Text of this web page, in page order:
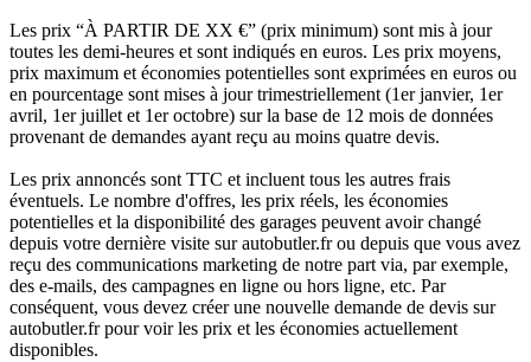
Les prix “À PARTIR DE XX €” (prix minimum) sont mis à jour
toutes les demi-heures et sont indiqués en euros. Les prix moyens,
prix maximum et économies potentielles sont exprimées en euros ou
en pourcentage sont mises à jour trimestriellement (1er janvier, 1er
avril, 1er juillet et 1er octobre) sur la base de 12 mois de données
provenant de demandes ayant reçu au moins quatre devis.
Les prix annoncés sont TTC et incluent tous les autres frais
éventuels. Le nombre d'offres, les prix réels, les économies
potentielles et la disponibilité des garages peuvent avoir changé
depuis votre dernière visite sur autobutler.fr ou depuis que vous avez
reçu des communications marketing de notre part via, par exemple,
des e-mails, des campagnes en ligne ou hors ligne, etc. Par
conséquent, vous devez créer une nouvelle demande de devis sur
autobutler.fr pour voir les prix et les économies actuellement
disponibles.